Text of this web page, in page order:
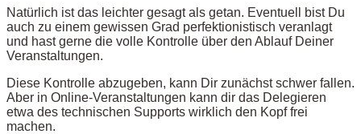
Natürlich ist das leichter gesagt als getan. Eventuell bist Du
auch zu einem gewissen Grad perfektionistisch veranlagt
und hast gerne die volle Kontrolle über den Ablauf Deiner
Veranstaltungen.
Diese Kontrolle abzugeben, kann Dir zunächst schwer fallen.
Aber in Online-Veranstaltungen kann dir das Delegieren
etwa des technischen Supports wirklich den Kopf frei
machen.